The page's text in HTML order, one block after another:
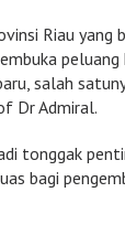
Riau
salah
Dr Admiral.
tonggak
bagi